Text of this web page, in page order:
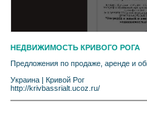
НЕДВИЖИМОСТЬ КРИВОГО РОГА
Предложения по продаже, аренде и
Украина | Кривой Рог
http://krivbassrialt.ucoz.ru/